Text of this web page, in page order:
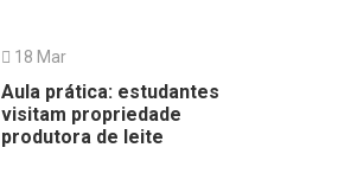
18 Mar
Aula prática: estudantes
visitam propriedade
produtora de leite